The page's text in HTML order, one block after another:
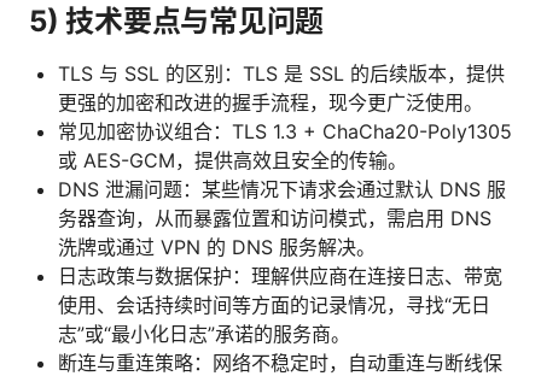
5) 技术要点与常见问题
TLS 与 SSL 的区别：TLS 是 SSL 的后续版本，提供
更强的加密和改进的握手流程，现今更广泛使用。
常见加密协议组合：TLS 1.3 + ChaCha20-Poly1305
或 AES-GCM，提供高效且安全的传输。
DNS 泄漏问题：某些情况下请求会通过默认 DNS 服
务器查询，从而暴露位置和访问模式，需启用 DNS
洗牌或通过 VPN 的 DNS 服务解决。
日志政策与数据保护：理解供应商在连接日志、带宽
使用、会话持续时间等方面的记录情况，寻找“无日
志”或“最小化日志”承诺的服务商。
断连与重连策略：网络不稳定时，自动重连与断线保